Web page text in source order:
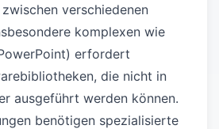
verschiedenen
komplexen wie
erfordert
die nicht in
ausgeführt werden können.
benötigen spezialisierte